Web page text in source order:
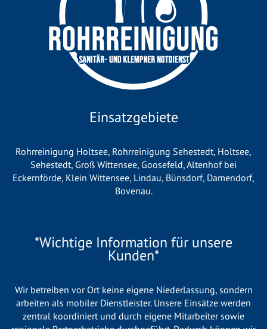
Einsatzgebiete
Rohrreinigung Holtsee, Rohrreinigung Sehestedt, Holtsee,
Sehestedt, Groß Wittensee, Goosefeld,Altenhof bei
Eckernförde, Klein Wittensee, Lindau, Bünsdorf, Damendorf,
Bovenau.
*Wichtige Information für unsere
Kunden*
Wir betreiben vor Ort keine eigene Niederlassung, sondern
arbeiten als mobiler Dienstleister. Unsere Einsätze werden
zentral koordiniert und durch eigene Mitarbeiter sowie